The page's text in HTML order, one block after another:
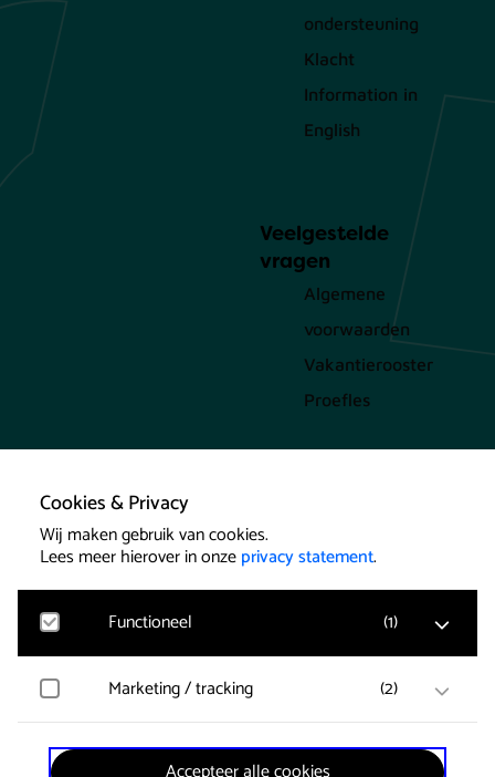
Cookies & Privacy
Wij maken gebruik van cookies.
Lees meer hierover in onzeprivacy statement.
Functioneel (1)
Google Analytics
wordt gemeten en gebruikersgegevens worden
anoniem verzameld.
Marketing / tracking (2)
Vimeo
ondersteuning
Klacht
Information in
English
Veelgestelde
vragen
Algemene
voorwaarden
Vakantierooster
Proefles
Cookies